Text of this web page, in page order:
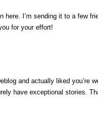
here. I’m sending it to a few
for your effort!
and actually liked you’re
have exceptional stories.